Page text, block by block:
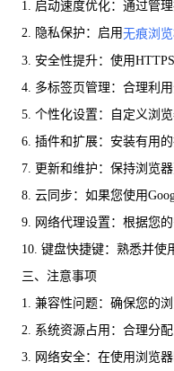
1. 启动速度优化：通过管
2. 隐私保护：启用无痕浏
3. 安全性提升：使用
4. 多标签页管理：合理利
5. 个性化设置：自定义浏
6. 插件和扩展：安装有用
7. 更新和维护：保持浏览
8. 云同步：如果您使用
9. 网络代理设置：根据您
10. 键盘快捷键：熟悉并使
三、注意事项
1. 兼容性问题：确保您的
2. 系统资源占用：合理分
3. 网络安全：在使用浏览